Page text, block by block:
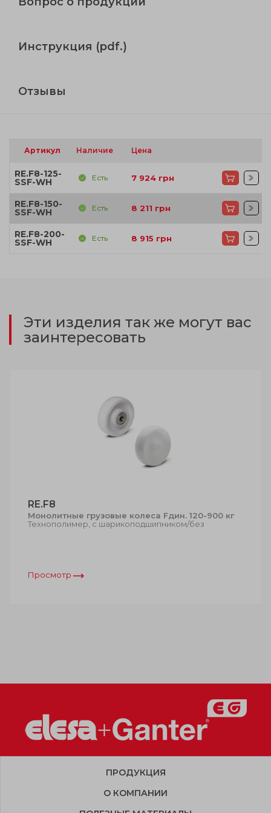
Инструкция (pdf.)
Отзывы
Артикул Наличие Цена
RE.F8-125-
SSF-WH Есть 7 924 грн
RE.F8-150-
SSF-WH Есть 8 211 грн
RE.F8-200-
SSF-WH Есть 8 915 грн
Эти изделия так же могут вас
заинтересовать
RE.F8
Монолитные грузовые колеса Fдин. 120-900 кг
Технополимер, с шарикоподшипником/без
Просмотр
ПРОДУКЦИЯ
О КОМПАНИИ